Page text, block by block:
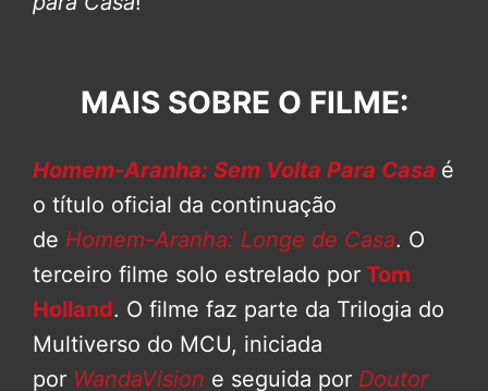
MAIS SOBRE O FILME:
Homem-Aranha: Sem Volta Para Casa é
o título oficial da continuação
de Homem-Aranha: Longe de Casa. O
terceiro filme solo estrelado por Tom
Holland. O filme faz parte da Trilogia do
Multiverso do MCU, iniciada
por WandaVision e seguida por Doutor